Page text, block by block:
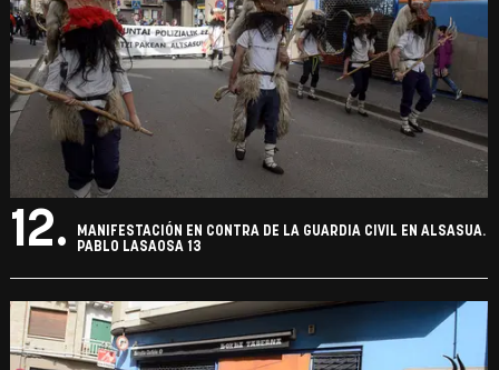
12.
MANIFESTACIÓN EN CONTRA DE LA GUARDIA CIVIL EN ALSASUA.
PABLO LASAOSA 13